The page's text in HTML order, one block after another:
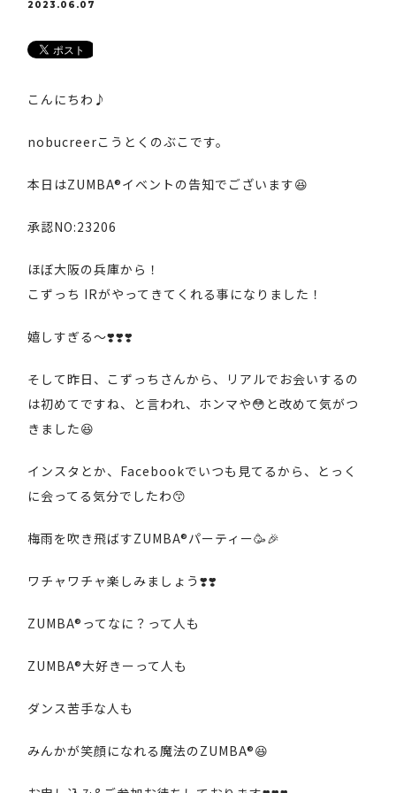
2023.06.07
こんにちわ♪
nobucreerこうとくのぶこです。
本日はZUMBA®イベントの告知でございます😆
承認NO:23206
ほぼ大阪の兵庫から！
こずっち IRがやってきてくれる事になりました！
嬉しすぎる〜❣️❣️❣️
そして昨日、こずっちさんから、リアルでお会いするの
は初めてですね、と言われ、ホンマや😳と改めて気がつ
きました😆
インスタとか、Facebookでいつも見てるから、とっく
に会ってる気分でしたわ😙
梅雨を吹き飛ばすZUMBA®パーティー🥳🎉
ワチャワチャ楽しみましょう❣️❣️
ZUMBA®ってなに？って人も
ZUMBA®大好きーって人も
ダンス苦手な人も
みんかが笑顔になれる魔法のZUMBA®😆